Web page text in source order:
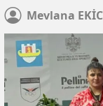
Mevlana